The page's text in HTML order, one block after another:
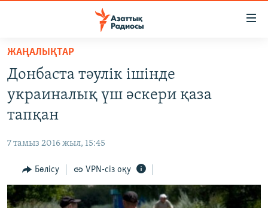
Skip
main
content
Skip
main
to
Search
ЖАҢАЛЫҚТАР
САЯСАТ
AZATTYQTV
АДАМ ҚҰҚЫҚТАРЫ
ӘЛЕУМЕТ
ӘЛЕМ
ЖАҢАЛЫҚТАР
Донбаста тәулік ішінде
украиналық үш әскери қаза
тапқан
7 тамыз 2016 жыл, 15:45
Бөлісу VPN-сіз оқу